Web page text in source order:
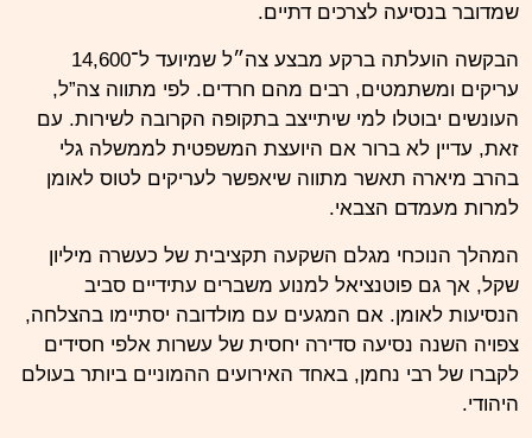
שמדובר בנסיעה לצרכים דתיים.
הבקשה הועלתה ברקע מבצע צה״ל שמיועד ל־14,600
עריקים ומשתמטים, רבים מהם חרדים. לפי מתווה צה”ל,
העונשים יבוטלו למי שיתייצב בתקופה הקרובה לשירות. עם
זאת, עדיין לא ברור אם היועצת המשפטית לממשלה גלי
בהרב מיארה תאשר מתווה שיאפשר לעריקים לטוס לאומן
למרות מעמדם הצבאי.
המהלך הנוכחי מגלם השקעה תקציבית של כעשרה מיליון
שקל, אך גם פוטנציאל למנוע משברים עתידיים סביב
הנסיעות לאומן. אם המגעים עם מולדובה יסתיימו בהצלחה,
צפויה השנה נסיעה סדירה יחסית של עשרות אלפי חסידים
לקברו של רבי נחמן, באחד האירועים ההמוניים ביותר בעולם
היהודי.